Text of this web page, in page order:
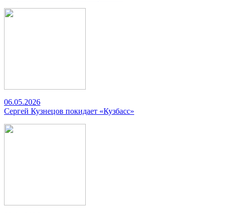
06.05.2026
Сергей Кузнецов покидает «Кузбасс»